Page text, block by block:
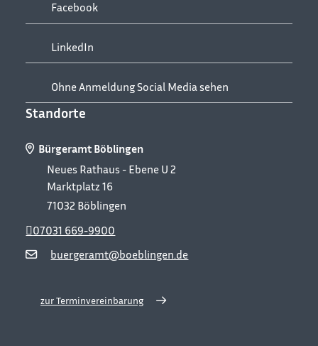
Facebook
LinkedIn
Ohne Anmeldung Social Media sehen
Standorte
Bürgeramt Böblingen
Neues Rathaus - Ebene U 2
Marktplatz 16
71032 Böblingen
buergeramt@boeblingen.de
07031 669-9900
zur Terminvereinbarung